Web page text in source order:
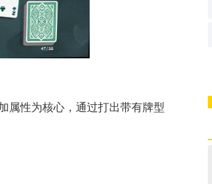
属性为核心，通过打出带有牌型